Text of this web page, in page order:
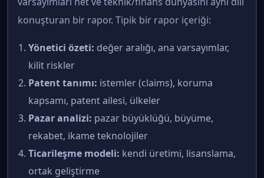
konuşturan bir rapor. Tipik bir rapor içeriği:
Yönetici özeti: değer aralığı, ana varsayımlar,
kilit riskler
Patent tanımı: istemler (claims), koruma
kapsamı, patent ailesi, ülkeler
Pazar analizi: pazar büyüklüğü, büyüme,
rekabet, ikame teknolojiler
Ticarileşme modeli: kendi üretimi, lisanslama,
ortak geliştirme